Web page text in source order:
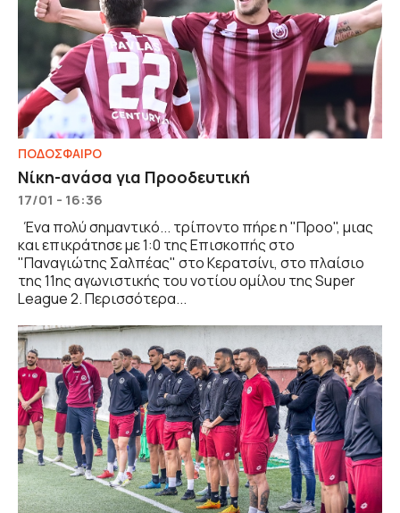
ΠΟΔΟΣΦΑΙΡΟ
Νίκη-ανάσα για Προοδευτική
17/01 - 16:36
Ένα πολύ σημαντικό... τρίποντο πήρε η "Προο", μιας
και επικράτησε με 1:0 της Επισκοπής στο
"Παναγιώτης Σαλπέας" στο Κερατσίνι, στο πλαίσιο
της 11ης αγωνιστικής του νοτίου ομίλου της Super
League 2. Περισσότερα...